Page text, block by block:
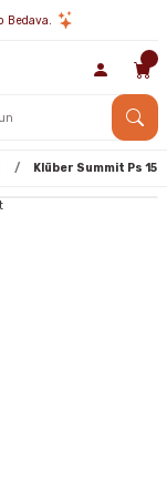
Bedava.
Klüber Summit Ps 150